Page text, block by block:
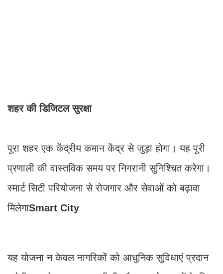
शहर की डिजिटल सुरक्षा
पूरा शहर एक केंद्रीय कमान केंद्र से जुड़ा होगा। यह पूरी
प्रणाली की वास्तविक समय पर निगरानी सुनिश्चित करेगा।
स्मार्ट सिटी परियोजना से रोजगार और सेवाओं को बढ़ावा
मिलेगाSmart City
यह योजना न केवल नागरिकों को आधुनिक सुविधाएं प्रदान